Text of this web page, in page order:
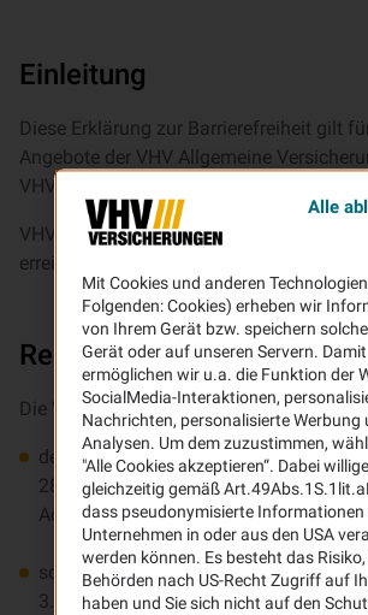
Einleitung
Diese Erklärung zur Barrierefreiheit gilt
Angebote der VHV Allgemeine
VHV),
VHV Platz 1, 30177 Hannover, welche
erreichbar ist.
Rechtsgrundlagen
Die VHV unterliegt
dem Barrierefreiheitsstärkungsgesetz
28. Juni 2025 die EU-Richtlinie 2019/
Accessibility Act) in deutsches Recht
sowie der darin referenzierten Norm EN
3.2.1).
Mit Cookies und anderen
Folgenden: Cookies) erheben wir
von Ihrem Gerät bzw. speichern
Gerät oder auf unseren Servern. Damit
ermöglichen wir u.a. die Funktion der
SocialMedia-Interaktionen,
Nachrichten, personalisierte Werbung
Analysen. Um dem zuzustimmen,
"Alle Cookies akzeptieren“. Dabei
gleichzeitig gemäß
dass pseudonymisierte Informationen
Unternehmen in oder aus den USA
werden können. Es besteht das Risiko,
Behörden nach US-Recht Zugriff auf
haben und Sie sich nicht auf den
Alle